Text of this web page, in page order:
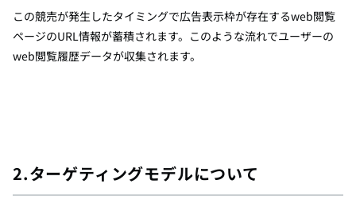
この競売が発生したタイミングで広告表示枠が存在するweb閲覧
ページのURL情報が蓄積されます。このような流れでユーザーの
web閲覧履歴データが収集されます。
2.ターゲティングモデルについて